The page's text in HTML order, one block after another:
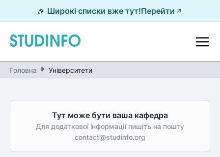
🎉 Широкі списки вже тут!Перейти
Головна Університети
Тут може бути ваша кафедра
Для додаткової інформації пишіть на пошту
contact@studinfo.org